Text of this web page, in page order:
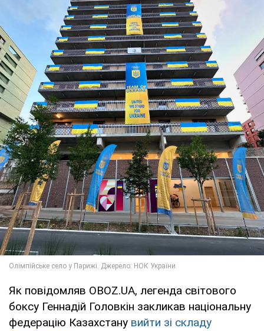
Як повідомляв OBOZ.UA, легенда світового
боксу Геннадій Головкін закликав національну
федерацію Казахстану вийти зі складу